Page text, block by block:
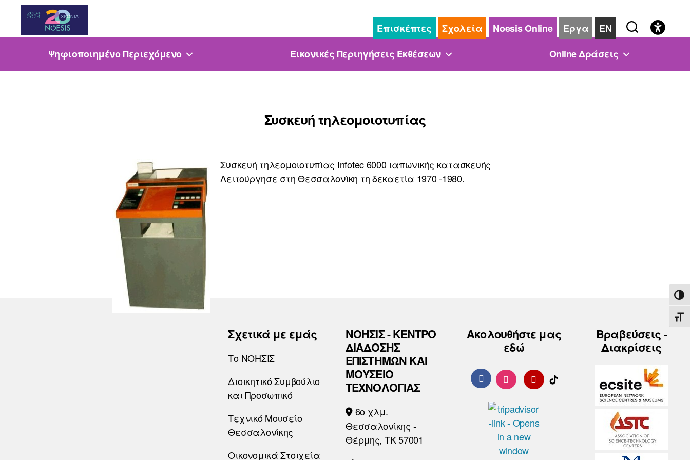
Noesis
Επισκέπτες Σχολεία Noesis Online Έργα
EN
Ψηφιοποιημένο Περιεχόμενο
Εικονικές Περιηγήσεις Εκθέσεων Online Δράσεις
Συσκευή τηλεομοιοτυπίας
Συσκευή τηλεομοιοτυπίας Infotec 6000 ιαπωνικής κατασκευής
Λειτούργησε στη Θεσσαλονίκη τη δεκαετία 1970 -1980.
Σχετικά με εμάς
Το ΝΟΗΣΙΣ
Διοικητικό Συμβούλιο
και Προσωπικό
Τεχνικό Μουσείο
Θεσσαλονίκης
Οικονομικά Στοιχεία
ΝΟΗΣΙΣ - ΚΕΝΤΡΟ
ΔΙΑΔΟΣΗΣ
ΕΠΙΣΤΗΜΩΝ ΚΑΙ
ΜΟΥΣΕΙΟ
ΤΕΧΝΟΛΟΓΙΑΣ
6o χλμ.
Θεσσαλονίκης -
Θέρμης, ΤΚ 57001
Ακολουθήστε μας
εδώ
Βραβεύσεις -
Διακρίσεις